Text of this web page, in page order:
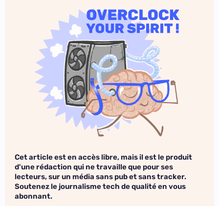
Cet article est en accès libre, mais il est le produit
d'une rédaction qui ne travaille que pour ses
lecteurs, sur un média sans pub et sans tracker.
Soutenez le journalisme tech de qualité en vous
abonnant.